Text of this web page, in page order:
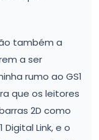
também a
a ser
rumo ao GS1
que os leitores
2D como
Link, e o